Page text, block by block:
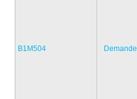
B1M504 Demande